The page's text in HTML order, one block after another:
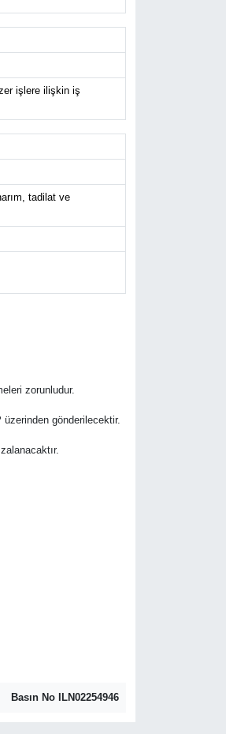
işlere ilişkin iş
tadilat ve
zorunludur.
gönderilecektir.
Basın No ILN02254946